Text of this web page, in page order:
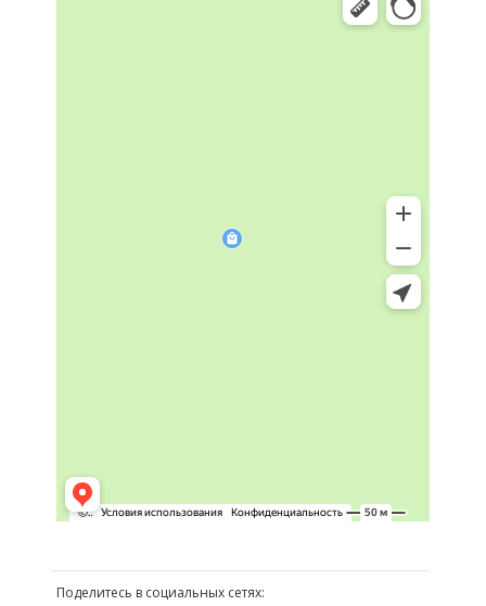
Поделитесь в социальных сетях: